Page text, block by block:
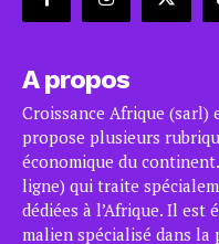
A propos
Croissance Afrique
propose plusieurs
économique du
ligne) qui traite
dédiées à l’Afrique. Il est
malien spécialisé dans